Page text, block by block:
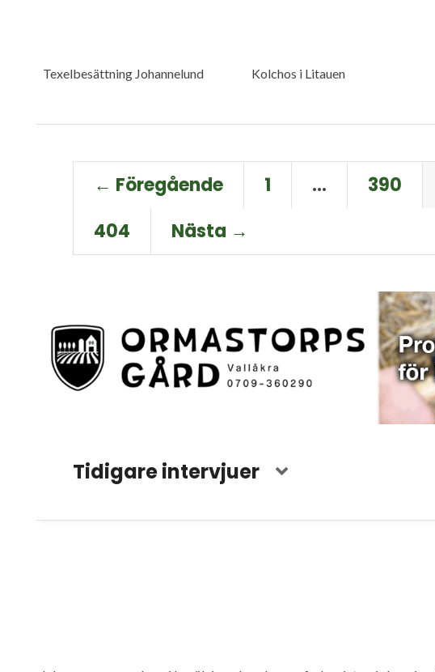
Texelbesättning Johannelund Kolchos i Litauen
← Föregående 1 … 390
404
Nästa →
Tidigare intervjuer